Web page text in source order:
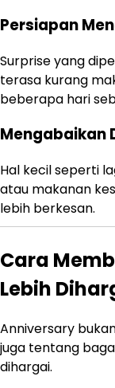
Persiapan
Surprise yang
terasa kurang
beberapa hari
Mengabaikan
Hal kecil seperti
atau makanan
lebih berkesan.
Cara
Lebih
Anniversary
juga tentang
dihargai.